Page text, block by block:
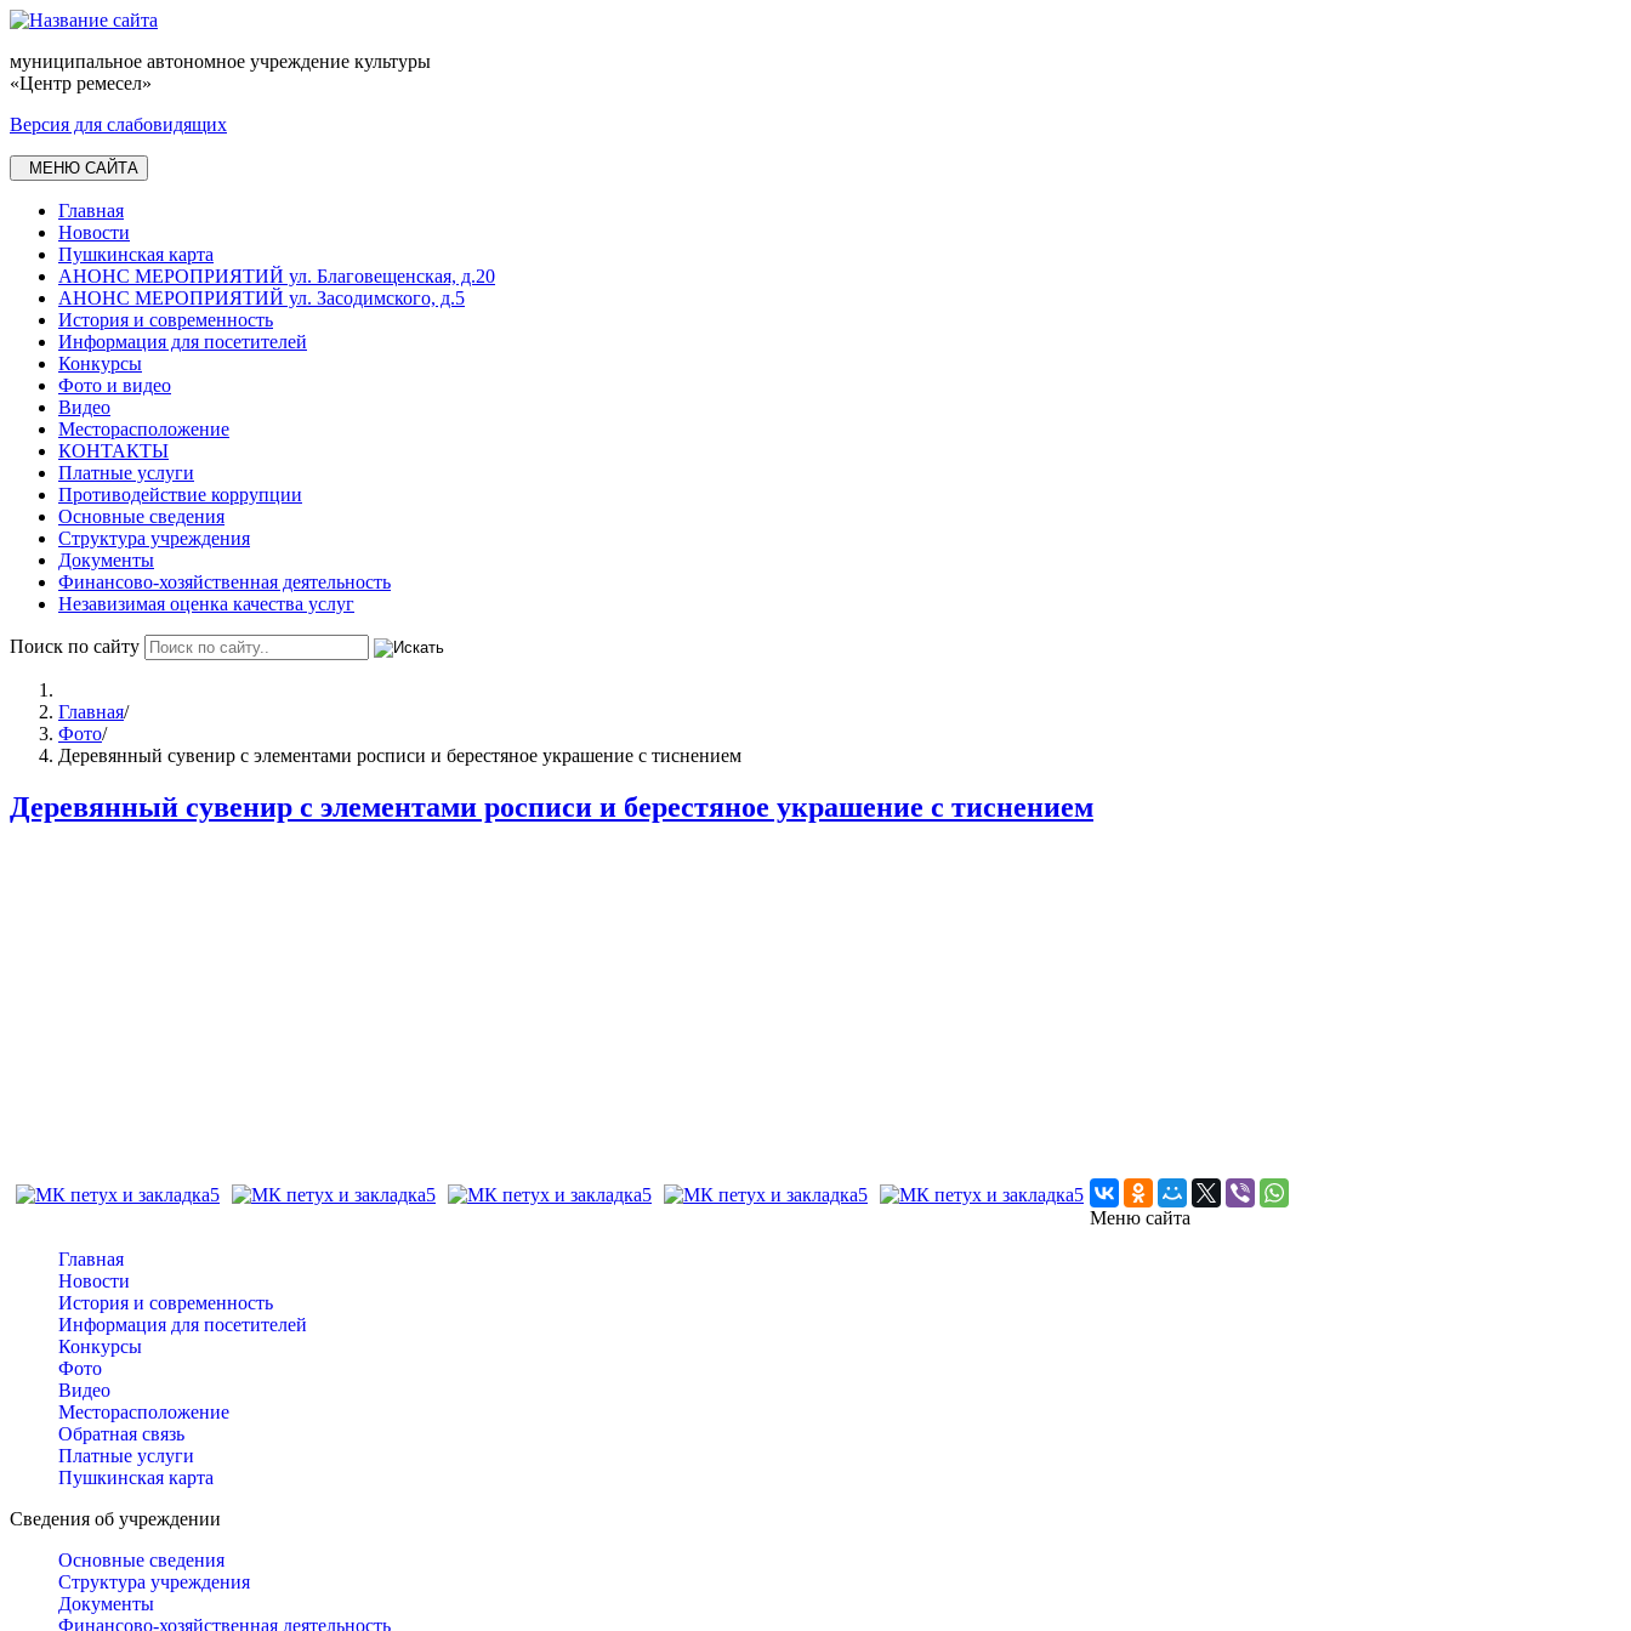
муниципальное автономное учреждение культуры
«Центр ремесел»
Версия для слабовидящих
МЕНЮ САЙТА
Главная
Новости
Пушкинская карта
АНОНС МЕРОПРИЯТИЙ ул. Благовещенская, д.20
АНОНС МЕРОПРИЯТИЙ ул. Засодимского, д.5
История и современность
Информация для посетителей
Конкурсы
Фото и видео
Видео
Месторасположение
КОНТАКТЫ
Платные услуги
Противодействие коррупции
Основные сведения
Структура учреждения
Документы
Финансово-хозяйственная деятельность
Незавизимая оценка качества услуг
Поиск по сайту
Главная/
Фото/
Деревянный сувенир с элементами росписи и берестяное украшение с тиснением
Деревянный сувенир с элементами росписи и берестяное украшение с тиснением
Меню сайта
Главная
Новости
История и современность
Информация для посетителей
Конкурсы
Фото
Видео
Месторасположение
Обратная связь
Платные услуги
Пушкинская карта
Сведения об учреждении
Основные сведения
Структура учреждения
Документы
Финансово-хозяйственная деятельность